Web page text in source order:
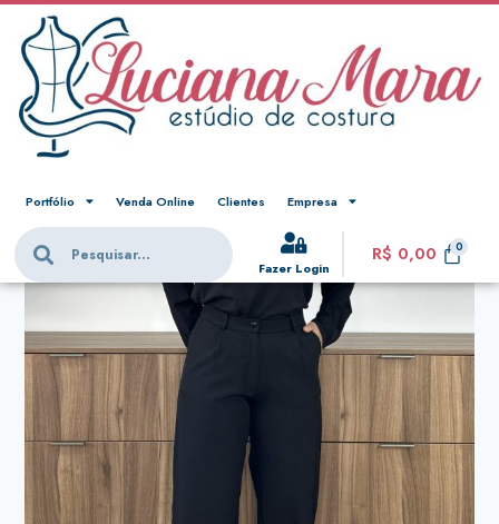
Portfólio Venda Online Clientes Empresa
Fazer Login
R$ 0,00